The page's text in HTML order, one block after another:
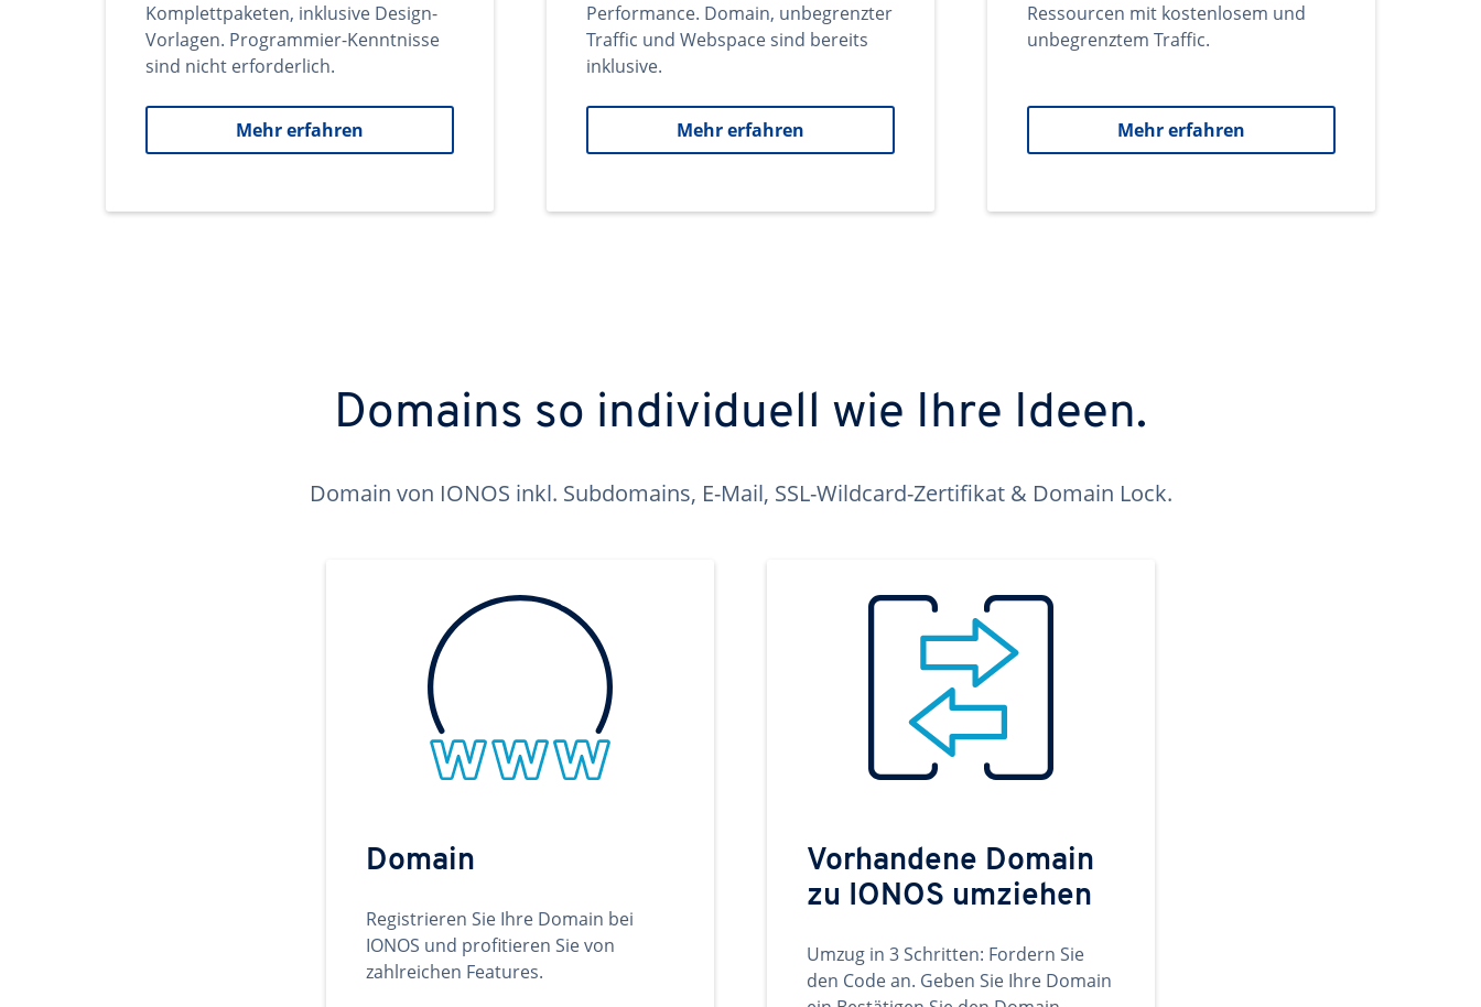
Komplettpaketen, inklusive Design-
Vorlagen. Programmier-Kenntnisse
sind nicht erforderlich.
Mehr erfahren
Performance. Domain, unbegrenzter
Traffic und Webspace sind bereits
inklusive.
Mehr erfahren
Ressourcen mit kostenlosem und
unbegrenztem Traffic.
Mehr erfahren
Domains so individuell wie Ihre Ideen.
Domain von IONOS inkl. Subdomains, E-Mail, SSL-Wildcard-Zertifikat & Domain Lock.
Domain
Registrieren Sie Ihre Domain bei
IONOS und profitieren Sie von
zahlreichen Features.
Vorhandene Domain
zu IONOS umziehen
Umzug in 3 Schritten: Fordern Sie
den Code an. Geben Sie Ihre Domain